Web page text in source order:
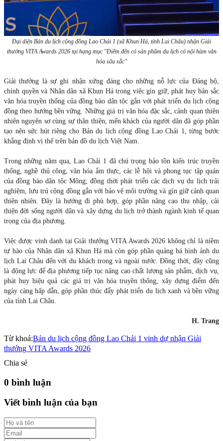
Đại diện Bản du lịch cộng đồng Lao Chải 1 (xã Khun Há, tỉnh Lai Châu) nhận Giải
thưởng VITA Awards 2026 tại hạng mục "Điểm đến có sản phẩm du lịch có nội hàm văn
hóa sâu sắc"
Giải thưởng là sự ghi nhận xứng đáng cho những nỗ lực của Đảng bộ,
chính quyền và Nhân dân xã Khun Há trong việc gìn giữ, phát huy bản sắc
văn hóa truyền thống của đồng bào dân tộc gắn với phát triển du lịch cộng
đồng theo hướng bền vững. Những giá trị văn hóa đặc sắc, cảnh quan thiên
nhiên nguyên sơ cùng sự thân thiện, mến khách của người dân đã góp phần
tạo nên sức hút riêng cho Bản du lịch cộng đồng Lao Chải 1, từng bước
khẳng định vị thế trên bản đồ du lịch Việt Nam.
Trong những năm qua, Lao Chải 1 đã chú trọng bảo tồn kiến trúc truyền
thống, nghề thủ công, văn hóa ẩm thực, các lễ hội và phong tục tập quán
của đồng bào dân tộc Mông; đồng thời phát triển các dịch vụ du lịch trải
nghiệm, lưu trú cộng đồng gắn với bảo vệ môi trường và gìn giữ cảnh quan
thiên nhiên. Đây là hướng đi phù hợp, góp phần nâng cao thu nhập, cải
thiện đời sống người dân và xây dựng du lịch trở thành ngành kinh tế quan
trọng của địa phương.
Việc được vinh danh tại Giải thưởng VITA Awards 2026 không chỉ là niềm
tự hào của Nhân dân xã Khun Há mà còn góp phần quảng bá hình ảnh du
lịch Lai Châu đến với du khách trong và ngoài nước. Đồng thời, đây cũng
là động lực để địa phương tiếp tục nâng cao chất lượng sản phẩm, dịch vụ,
phát huy hiệu quả các giá trị văn hóa truyền thống, xây dựng điểm đến
ngày càng hấp dẫn, góp phần thúc đẩy phát triển du lịch xanh và bền vững
của tỉnh Lai Châu.
H. Trang
Từ khoá:Bản du lịch cộng đồng Lao Chải 1 vinh dự nhận Giải
thưởng VITA Awards 2026
Chia sẻ
0 bình luận
Viết bình luận của bạn